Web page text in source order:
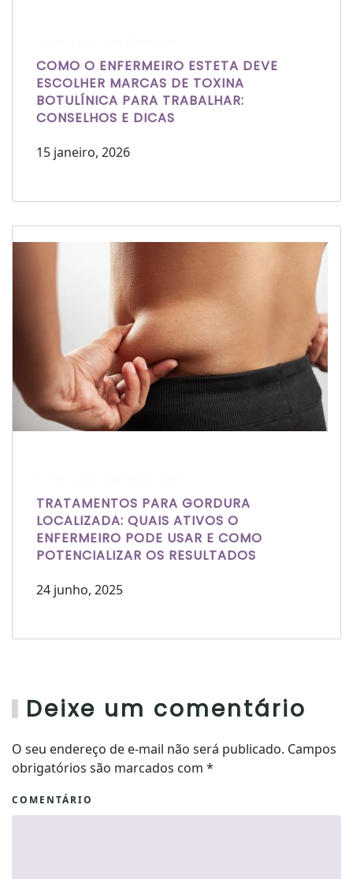
COMO O ENFERMEIRO ESTETA DEVE
ESCOLHER MARCAS DE TOXINA
BOTULÍNICA PARA TRABALHAR:
CONSELHOS E DICAS
15 janeiro, 2026
TRATAMENTOS PARA GORDURA
LOCALIZADA: QUAIS ATIVOS O
ENFERMEIRO PODE USAR E COMO
POTENCIALIZAR OS RESULTADOS
24 junho, 2025
Deixe um comentário
O seu endereço de e-mail não será publicado. Campos
obrigatórios são marcados com *
COMENTÁRIO